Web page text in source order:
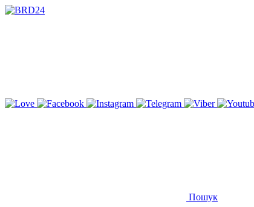
Пошук